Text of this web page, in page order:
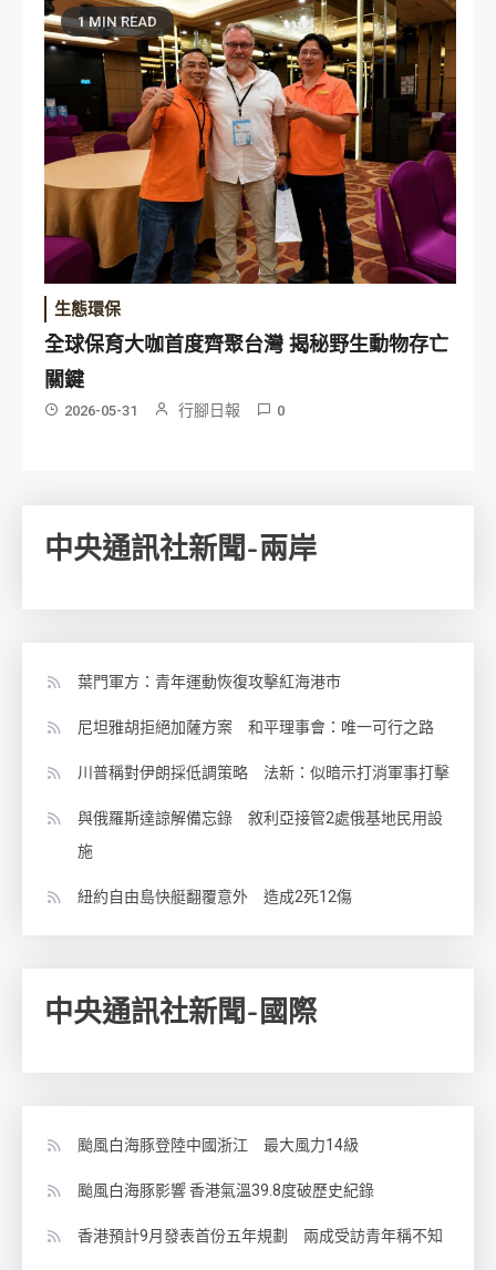
1 MIN READ
生態環保
全球保育大咖首度齊聚台灣 揭秘野生動物存亡
關鍵
2026-05-31 行腳日報 0
中央通訊社新聞-兩岸
葉門軍方：青年運動恢復攻擊紅海港市
尼坦雅胡拒絕加薩方案 和平理事會：唯一可行之路
川普稱對伊朗採低調策略 法新：似暗示打消軍事打擊
與俄羅斯達諒解備忘錄 敘利亞接管2處俄基地民用設
施
紐約自由島快艇翻覆意外 造成2死12傷
中央通訊社新聞-國際
颱風白海豚登陸中國浙江 最大風力14級
颱風白海豚影響 香港氣溫39.8度破歷史紀錄
香港預計9月發表首份五年規劃 兩成受訪青年稱不知